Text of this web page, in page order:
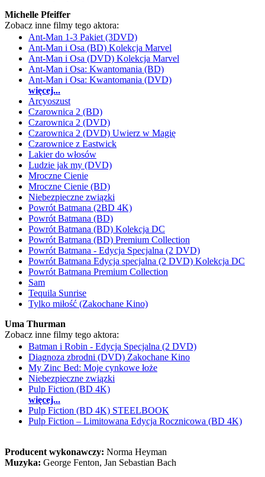
Michelle Pfeiffer
Zobacz inne filmy tego aktora:
Ant-Man 1-3 Pakiet (3DVD)
Ant-Man i Osa (BD) Kolekcja Marvel
Ant-Man i Osa (DVD) Kolekcja Marvel
Ant-Man i Osa: Kwantomania (BD)
Ant-Man i Osa: Kwantomania (DVD)
więcej...
Arcyoszust
Czarownica 2 (BD)
Czarownica 2 (DVD)
Czarownica 2 (DVD) Uwierz w Magię
Czarownice z Eastwick
Lakier do włosów
Ludzie jak my (DVD)
Mroczne Cienie
Mroczne Cienie (BD)
Niebezpieczne związki
Powrót Batmana (2BD 4K)
Powrót Batmana (BD)
Powrót Batmana (BD) Kolekcja DC
Powrót Batmana (BD) Premium Collection
Powrót Batmana - Edycja Specjalna (2 DVD)
Powrót Batmana Edycja specjalna (2 DVD) Kolekcja DC
Powrót Batmana Premium Collection
Sam
Tequila Sunrise
Tylko miłość (Zakochane Kino)
Uma Thurman
Zobacz inne filmy tego aktora:
Batman i Robin - Edycja Specjalna (2 DVD)
Diagnoza zbrodni (DVD) Zakochane Kino
My Zinc Bed: Moje cynkowe łoże
Niebezpieczne związki
Pulp Fiction (BD 4K)
więcej...
Pulp Fiction (BD 4K) STEELBOOK
Pulp Fiction – Limitowana Edycja Rocznicowa (BD 4K)
Producent wykonawczy: Norma Heyman
Muzyka: George Fenton, Jan Sebastian Bach